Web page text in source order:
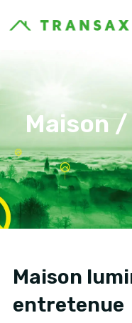
Maison /
Maison
entretenue